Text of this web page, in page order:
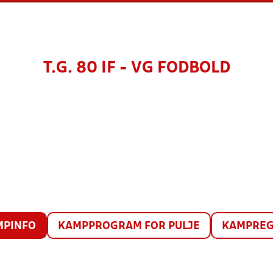
T.G. 80 IF - VG FODBOLD
KAMPPROGRAM FOR PULJE